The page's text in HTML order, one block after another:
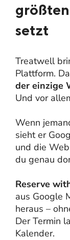
setzt
Treatwell
Plattform.
der einzige
Und vor
Wenn
sieht er
und die
du genau
Reserve
aus Google
heraus –
Der Termin
Kalender.